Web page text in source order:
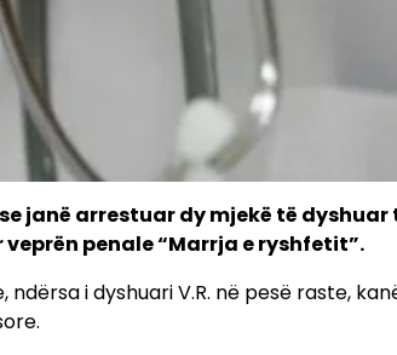
janë arrestuar dy mjekë të
veprën penale “Marrja e ryshfetit”.
ndërsa i dyshuari V.R. në pesë raste,